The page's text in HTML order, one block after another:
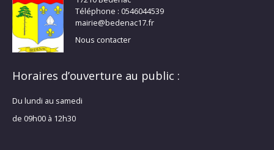
Téléphone : 0546044539
mairie@bedenac17.fr
Nous contacter
Horaires d’ouverture au public :
Du lundi au samedi
de 09h00 à 12h30